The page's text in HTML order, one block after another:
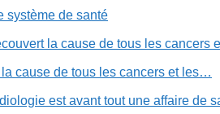
système de santé
la cause de tous les cancers et les…